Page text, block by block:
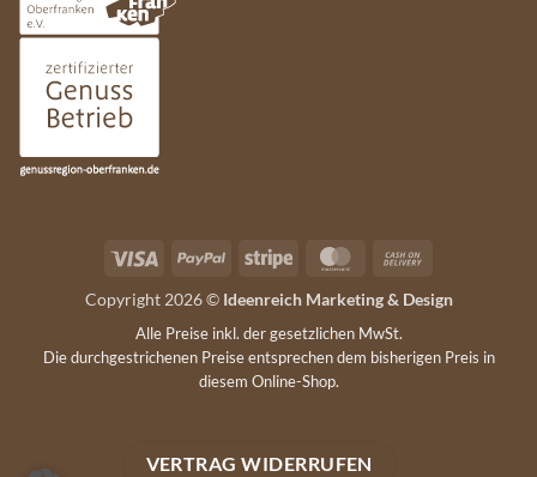
Visa PayPal Stripe MasterCard
Delivery
Copyright 2026 © Ideenreich Marketing & Design
Alle Preise inkl. der gesetzlichen MwSt.
Die durchgestrichenen Preise entsprechen dem bisherigen Preis in
diesem Online-Shop.
VERTRAG WIDERRUFEN